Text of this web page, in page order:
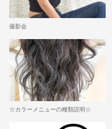
撮影会
☆カラーメニューの種類説明☆